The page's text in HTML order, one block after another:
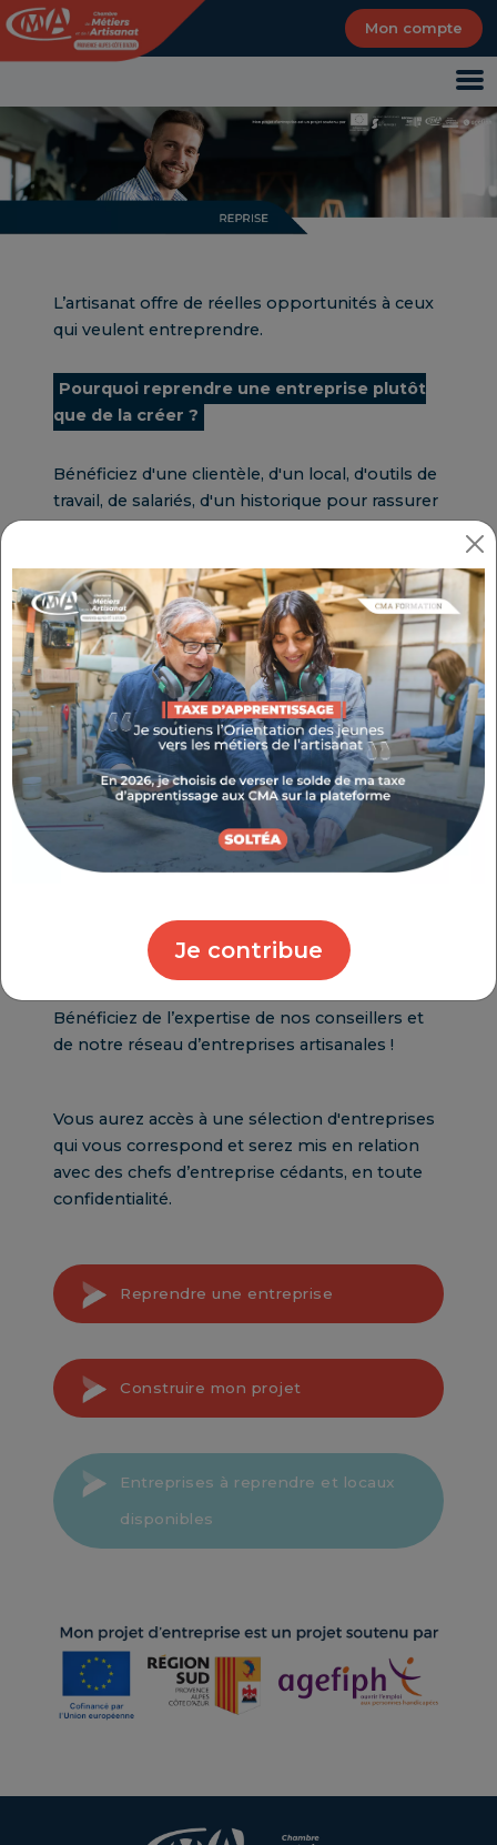
Mon compte
Je contribue
L’artisanat offre de réelles opportunités à ceux
qui veulent entreprendre.
Pourquoi reprendre une entreprise plutôt
que de la créer ?
Bénéficiez d'une clientèle, d'un local, d'outils de
travail, de salariés, d'un historique pour rassurer
votre banquier et d'une rémunération assurée.
précieuse : prenez la succession d’un artisan
qui sera heureux de vous transmettre son
entreprise et de la pérenniser.
La reprise d’une entreprise artisanale
représente une opportunité de lancer son
activité sereinement.
De nombreuses opportunités à saisir
Chaque année, en France, les CMA
entreprises artisanales, sur un potentiel de 40
000 entreprises à céder.
Bénéficiez de l’expertise de nos conseillers et
de notre réseau d’entreprises artisanales !
Vous aurez accès à une sélection d'entreprises
qui vous correspond et serez mis en relation
avec des chefs d’entreprise cédants, en toute
confidentialité.
Reprendre une entreprise
Construire mon projet
Entreprises à reprendre et locaux
disponibles
En savoir +
Panneau de gestion des cookies